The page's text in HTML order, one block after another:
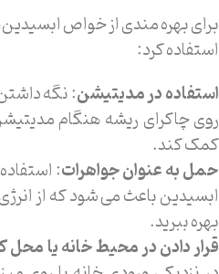
برای بهره مندی از خواص
استفاده کرد:
استفاده در مدیتیشن: نگه
روی چاکرای ریشه هنگام
کمک کند.
حمل به عنوان جواهرات:
ابسیدین باعث می شود که از
بهره ببرید.
قرار دادن در محیط خانه یا محل